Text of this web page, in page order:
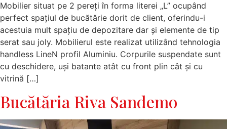
Mobilier situat pe 2 pereți în forma literei „L” ocupând
perfect spațiul de bucătărie dorit de client, oferindu-i
acestuia mult spațiu de depozitare dar și elemente de tip
serat sau joly. Mobilierul este realizat utilizând tehnologia
handless LineN profil Aluminiu. Corpurile suspendate sunt
cu deschidere, uși batante atât cu front plin cât și cu
vitrină […]
Bucătăria Riva Sandemo